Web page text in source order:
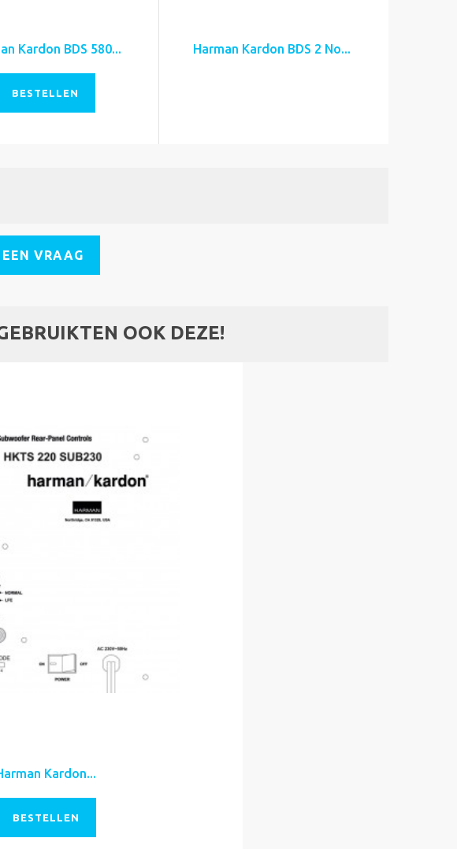
Kardon BDS 580...
BESTELLEN
Harman Kardon BDS 2 No...
VRAAG
OOK DEZE!
Kardon...
BESTELLEN